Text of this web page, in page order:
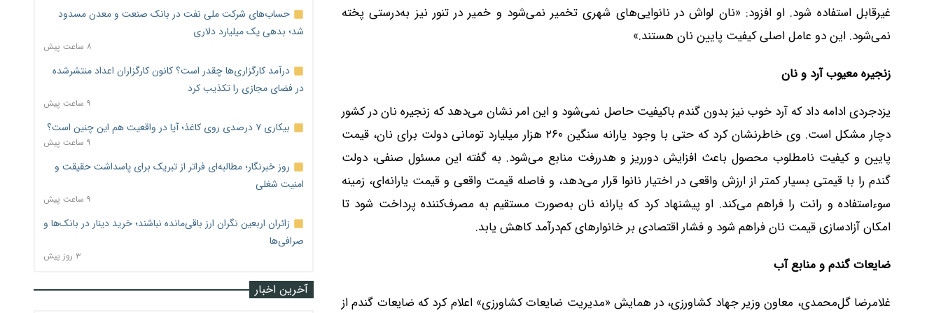
غیرقابل استفاده شود. او افزود: «نان لواش در نانوایی‌های شهری تخمیر نمی‌شود و خمیر در تنور نیز به‌درستی پخته
نمی‌شود. این دو عامل اصلی کیفیت پایین نان هستند.»
زنجیره معیوب آرد و نان
یزدجردی ادامه داد که آرد خوب نیز بدون گندم باکیفیت حاصل نمی‌شود و این امر نشان می‌دهد که زنجیره نان در کشور
دچار مشکل است. وی خاطرنشان کرد که حتی با وجود یارانه سنگین ۲۶۰ هزار میلیارد تومانی دولت برای نان، قیمت
پایین و کیفیت نامطلوب محصول باعث افزایش دورریز و هدررفت منابع می‌شود. به گفته این مسئول صنفی، دولت
گندم را با قیمتی بسیار کمتر از ارزش واقعی در اختیار نانوا قرار می‌دهد، و فاصله قیمت واقعی و قیمت یارانه‌ای، زمینه
سوءاستفاده و رانت را فراهم می‌کند. او پیشنهاد کرد که یارانه نان به‌صورت مستقیم به مصرف‌کننده پرداخت شود تا
امکان آزادسازی قیمت نان فراهم شود و فشار اقتصادی بر خانوارهای کم‌درآمد کاهش یابد.
ضایعات گندم و منابع آب
غلامرضا گل‌محمدی، معاون وزیر جهاد کشاورزی، در همایش «مدیریت ضایعات کشاورزی» اعلام کرد که ضایعات گندم از
حساب‌های شرکت ملی نفت در بانک صنعت و معدن مسدود
شد؛ بدهی یک میلیارد دلاری
۸ ساعت پیش
درآمد کارگزاری‌ها چقدر است؟ کانون کارگزاران اعداد منتشرشده
در فضای مجازی را تکذیب کرد
۹ ساعت پیش
بیکاری ۷ درصدی روی کاغذ؛ آیا در واقعیت هم این چنین است؟
۹ ساعت پیش
روز خبرنگار؛ مطالبه‌ای فراتر از تبریک برای پاسداشت حقیقت و
امنیت شغلی
۹ ساعت پیش
زائران اربعین نگران ارز باقی‌مانده نباشند؛ خرید دینار در بانک‌ها و
صرافی‌ها
۳ روز پیش
آخرین اخبار